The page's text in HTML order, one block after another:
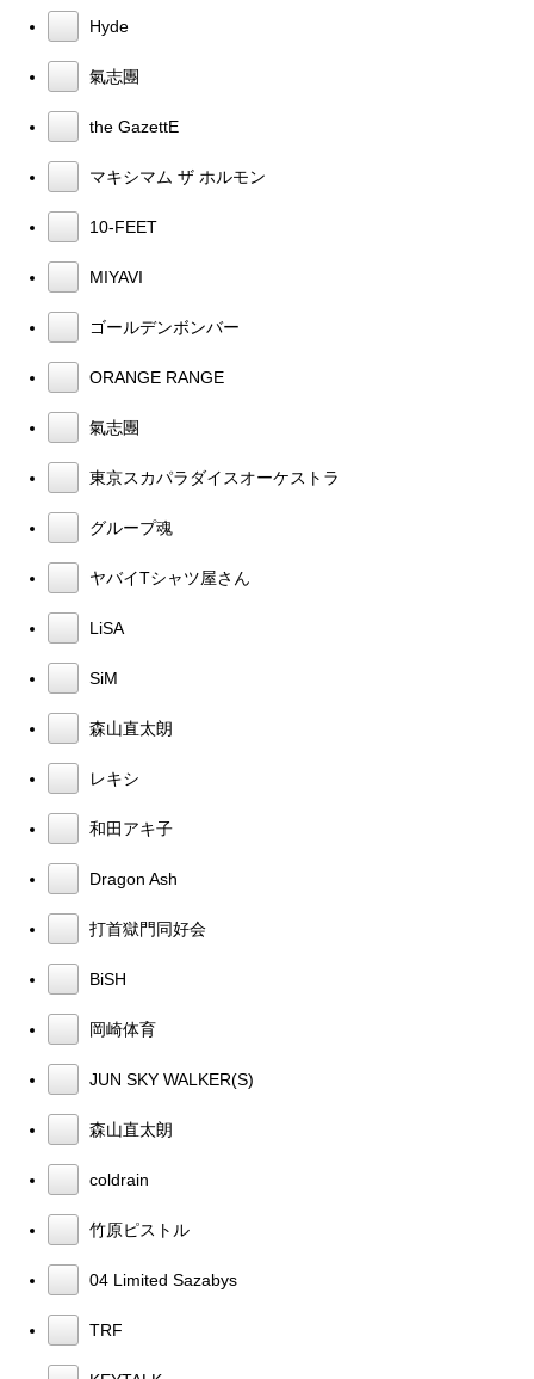
Hyde
氣志團
the GazettE
マキシマム ザ ホルモン
10-FEET
MIYAVI
ゴールデンボンバー
ORANGE RANGE
氣志團
東京スカパラダイスオーケストラ
グループ魂
ヤバイTシャツ屋さん
LiSA
SiM
森山直太朗
レキシ
和田アキ子
Dragon Ash
打首獄門同好会
BiSH
岡崎体育
JUN SKY WALKER(S)
森山直太朗
coldrain
竹原ピストル
04 Limited Sazabys
TRF